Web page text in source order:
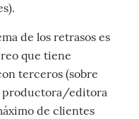
de los retrasos es
que tiene
terceros (sobre
productora/editora
de clientes